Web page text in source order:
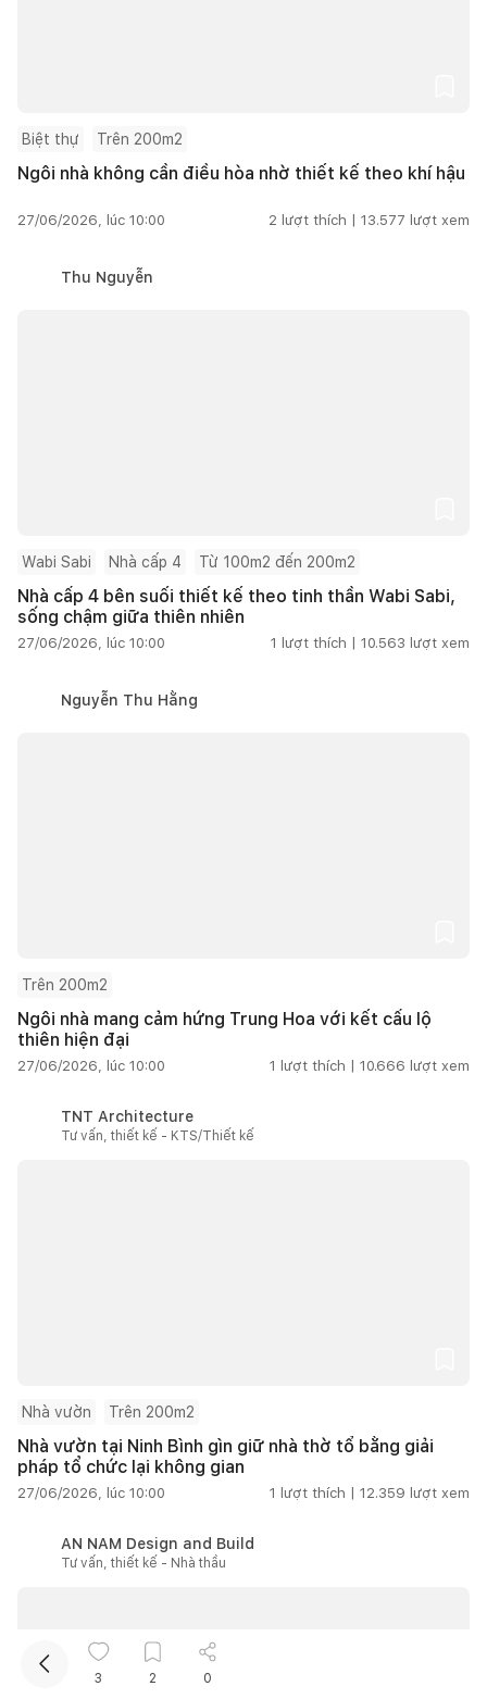
Biệt thự Trên 200m2
Ngôi nhà không cần điều hòa nhờ thiết kế theo khí hậu
27/06/2026, lúc 10:00 2 lượt thích | 13.577 lượt xem
Thu Nguyễn
Wabi Sabi Nhà cấp 4 Từ 100m2 đến 200m2
Nhà cấp 4 bên suối thiết kế theo tinh thần Wabi Sabi,
sống chậm giữa thiên nhiên
27/06/2026, lúc 10:00 1 lượt thích | 10.563 lượt xem
Nguyễn Thu Hằng
Trên 200m2
Ngôi nhà mang cảm hứng Trung Hoa với kết cấu lộ
thiên hiện đại
27/06/2026, lúc 10:00 1 lượt thích | 10.666 lượt xem
TNT Architecture
Tư vấn, thiết kế - KTS/Thiết kế
Nhà vườn Trên 200m2
Nhà vườn tại Ninh Bình gìn giữ nhà thờ tổ bằng giải
pháp tổ chức lại không gian
27/06/2026, lúc 10:00 1 lượt thích | 12.359 lượt xem
AN NAM Design and Build
Tư vấn, thiết kế - Nhà thầu
3 2 0
Mua sắm hoàn thiện nhà